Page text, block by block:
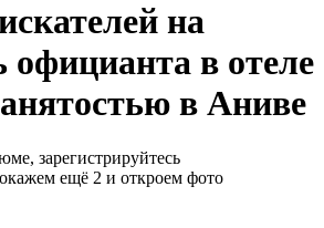
на
официанта в отеле
в Аниве
зарегистрируйтесь
ещё 2 и откроем фото